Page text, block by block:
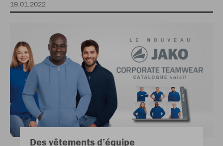
19.01.2022
Des vêtements d’équipe